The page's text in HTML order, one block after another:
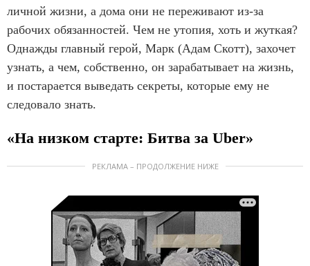
личной жизни, а дома они не переживают из-за
рабочих обязанностей. Чем не утопия, хоть и жуткая?
Однажды главный герой, Марк (Адам Скотт), захочет
узнать, а чем, собственно, он зарабатывает на жизнь,
и постарается выведать секреты, которые ему не
следовало знать.
«На низком старте: Битва за Uber»
РЕКЛАМА – ПРОДОЛЖЕНИЕ НИЖЕ